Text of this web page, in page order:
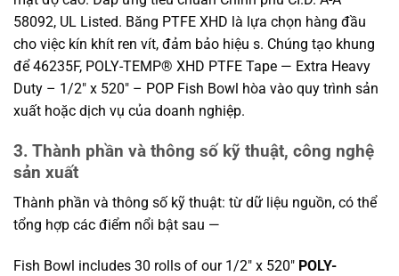
58092, UL Listed. Băng PTFE XHD là lựa chọn hàng đầu
cho việc kín khít ren vít, đảm bảo hiệu s. Chúng tạo khung
để 46235F, POLY-TEMP® XHD PTFE Tape — Extra Heavy
Duty – 1/2″ x 520″ – POP Fish Bowl hòa vào quy trình sản
xuất hoặc dịch vụ của doanh nghiệp.
3. Thành phần và thông số kỹ thuật, công nghệ
sản xuất
Thành phần và thông số kỹ thuật: từ dữ liệu nguồn, có thể
tổng hợp các điểm nổi bật sau —
Fish Bowl includes 30 rolls of our 1/2″ x 520″ POLY-